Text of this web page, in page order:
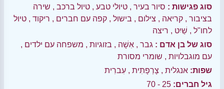
סוג פגישות : סיור בעיר , טיולי טבע , טיול ברכב , שירה
בציבור , קריאה , צילום , בישול , קפה עם חברים , ריקוד , טיול
לחו"ל , שַׁיִט , ריצה
סוג של בן אדם : גבר , אִשָׁה , בזוגיות , משפחה עם ילדים ,
עם מוגבלויות , שומרי מסורת
שפות: אנגלית , צָרְפָתִית , עִברִית
גיל חברים: 25 - 70